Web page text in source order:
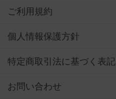
ご利用規約
個人情報保護方針
特定商取引法に基づく表記
お問い合わせ